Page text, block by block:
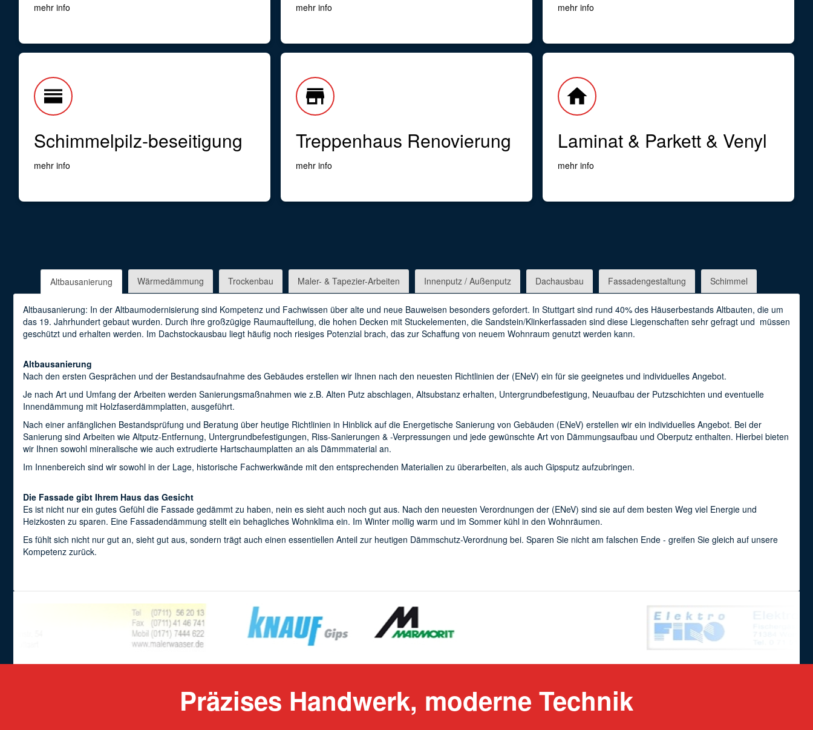
mehr info mehr info mehr info
horizontal_split
Schimmelpilz-beseitigung
mehr info
store
Treppenhaus Renovierung
mehr info
home
Laminat & Parkett & Venyl
mehr info
Altbausanierung Wärmedämmung Trockenbau Maler- & Tapezier-Arbeiten Innenputz / Außenputz Dachausbau Fassadengestaltung Schimmel
Altbausanierung: In der Altbaumodernisierung sind Kompetenz und Fachwissen über alte und neue Bauweisen besonders gefordert. In Stuttgart sind rund 40% des Häuserbestands Altbauten, die um
das 19. Jahrhundert gebaut wurden. Durch ihre großzügige Raumaufteilung, die hohen Decken mit Stuckelementen, die Sandstein/Klinkerfassaden sind diese Liegenschaften sehr gefragt und müssen
geschützt und erhalten werden. Im Dachstockausbau liegt häufig noch riesiges Potenzial brach, das zur Schaffung von neuem Wohnraum genutzt werden kann.
Altbausanierung
Nach den ersten Gesprächen und der Bestandsaufnahme des Gebäudes erstellen wir Ihnen nach den neuesten Richtlinien der (ENeV) ein für sie geeignetes und individuelles Angebot.
Je nach Art und Umfang der Arbeiten werden Sanierungsmaßnahmen wie z.B. Alten Putz abschlagen, Altsubstanz erhalten, Untergrundbefestigung, Neuaufbau der Putzschichten und eventuelle
Innendämmung mit Holzfaserdämmplatten, ausgeführt.
Nach einer anfänglichen Bestandsprüfung und Beratung über heutige Richtlinien in Hinblick auf die Energetische Sanierung von Gebäuden (ENeV) erstellen wir ein individuelles Angebot. Bei der
Sanierung sind Arbeiten wie Altputz-Entfernung, Untergrundbefestigungen, Riss-Sanierungen & -Verpressungen und jede gewünschte Art von Dämmungsaufbau und Oberputz enthalten. Hierbei bieten
wir Ihnen sowohl mineralische wie auch extrudierte Hartschaumplatten an als Dämmmaterial an.
Im Innenbereich sind wir sowohl in der Lage, historische Fachwerkwände mit den entsprechenden Materialien zu überarbeiten, als auch Gipsputz aufzubringen.
Die Fassade gibt Ihrem Haus das Gesicht
Es ist nicht nur ein gutes Gefühl die Fassade gedämmt zu haben, nein es sieht auch noch gut aus. Nach den neuesten Verordnungen der (ENeV) sind sie auf dem besten Weg viel Energie und
Heizkosten zu sparen. Eine Fassadendämmung stellt ein behagliches Wohnklima ein. Im Winter mollig warm und im Sommer kühl in den Wohnräumen.
Es fühlt sich nicht nur gut an, sieht gut aus, sondern trägt auch einen essentiellen Anteil zur heutigen Dämmschutz-Verordnung bei. Sparen Sie nicht am falschen Ende - greifen Sie gleich auf unsere
Kompetenz zurück.
Präzises Handwerk, moderne Technik